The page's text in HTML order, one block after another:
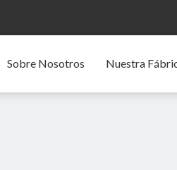
Sobre Nosotros Nuestra